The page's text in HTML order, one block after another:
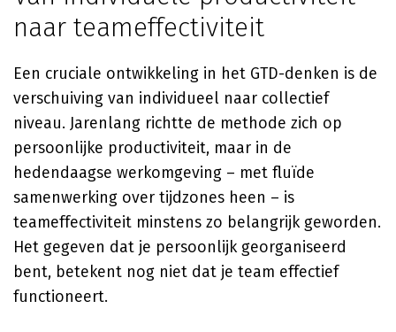
naar teameffectiviteit
Een cruciale ontwikkeling in het GTD-denken is de
verschuiving van individueel naar collectief
niveau. Jarenlang richtte de methode zich op
persoonlijke productiviteit, maar in de
hedendaagse werkomgeving – met fluïde
samenwerking over tijdzones heen – is
teameffectiviteit minstens zo belangrijk geworden.
Het gegeven dat je persoonlijk georganiseerd
bent, betekent nog niet dat je team effectief
functioneert.